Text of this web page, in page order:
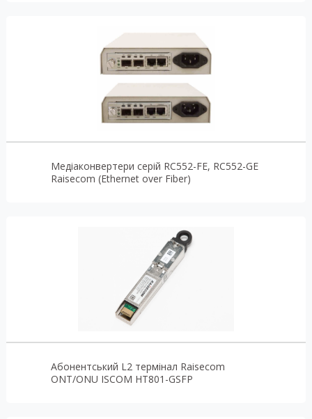
Медіаконвертери серій RC552-FE, RC552-GE
Raisecom (Ethernet over Fiber)
Абонентський L2 термінал Raisecom
ONT/ONU ISCOM HT801-GSFP